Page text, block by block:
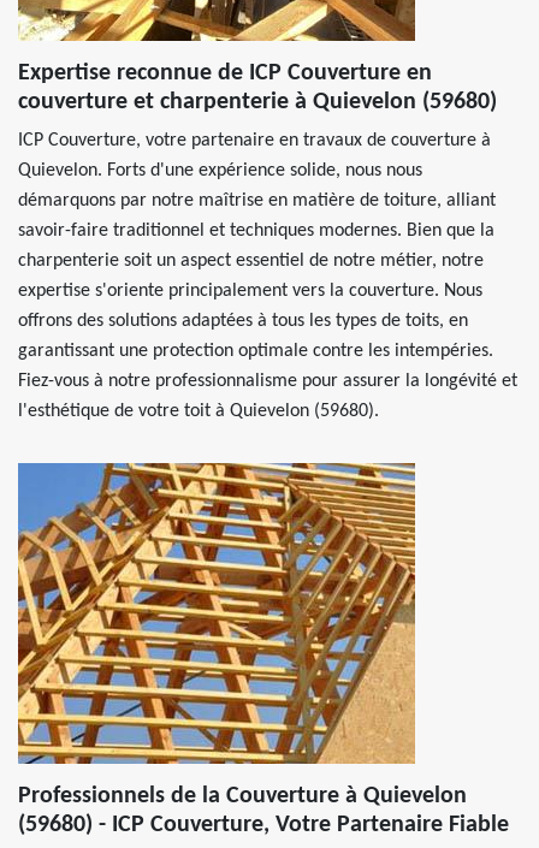
Expertise reconnue de ICP Couverture en
couverture et charpenterie à Quievelon (59680)
ICP Couverture, votre partenaire en travaux de couverture à
Quievelon. Forts d'une expérience solide, nous nous
démarquons par notre maîtrise en matière de toiture, alliant
savoir-faire traditionnel et techniques modernes. Bien que la
charpenterie soit un aspect essentiel de notre métier, notre
expertise s'oriente principalement vers la couverture. Nous
offrons des solutions adaptées à tous les types de toits, en
garantissant une protection optimale contre les intempéries.
Fiez-vous à notre professionnalisme pour assurer la longévité et
l'esthétique de votre toit à Quievelon (59680).
Professionnels de la Couverture à Quievelon
(59680) - ICP Couverture, Votre Partenaire Fiable